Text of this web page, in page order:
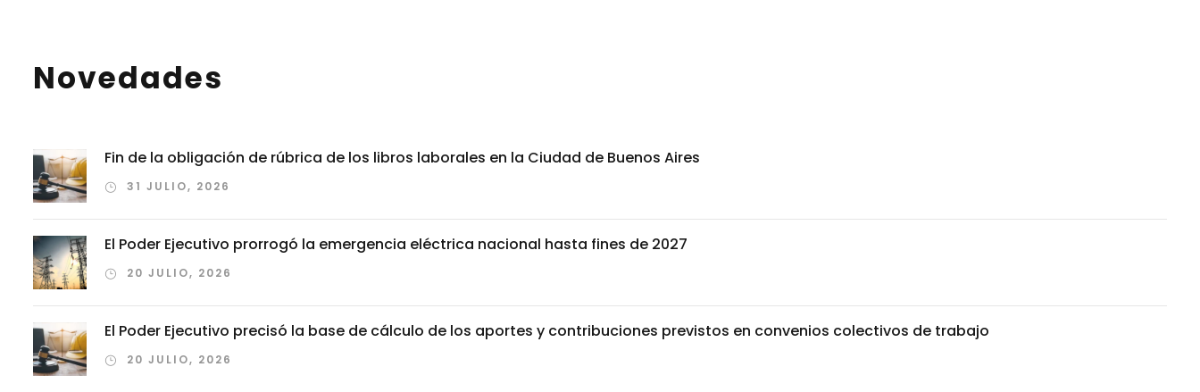
Novedades
Fin de la obligación de rúbrica de los libros laborales en la Ciudad de Buenos Aires
31 JULIO, 2026
El Poder Ejecutivo prorrogó la emergencia eléctrica nacional hasta fines de 2027
20 JULIO, 2026
El Poder Ejecutivo precisó la base de cálculo de los aportes y contribuciones previstos en convenios colectivos de trabajo
20 JULIO, 2026